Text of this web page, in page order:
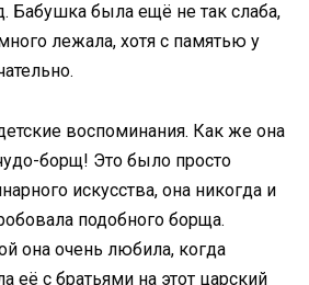
Бабушка была ещё не так слаба,
лежала, хотя с памятью у
воспоминания. Как же она
борщ! Это было просто
искусства, она никогда и
подобного борща.
она очень любила, когда
её с братьями на этот царский